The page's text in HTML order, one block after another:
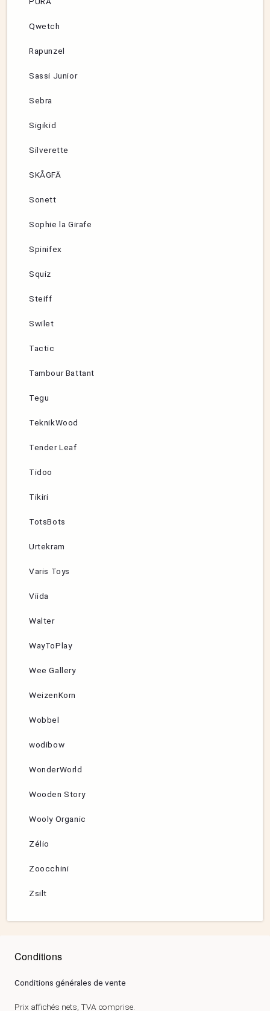
Qwetch
Rapunzel
Sassi Junior
Sebra
Sigikid
Silverette
SKÅGFÄ
Sonett
Sophie la Girafe
Spinifex
Squiz
Steiff
Swilet
Tactic
Tambour Battant
Tegu
TeknikWood
Tender Leaf
Tidoo
Tikiri
TotsBots
Urtekram
Varis Toys
Viida
Walter
WayToPlay
Wee Gallery
WeizenKorn
Wobbel
wodibow
WonderWorld
Wooden Story
Wooly Organic
Zélio
Zoocchini
Zsilt
Conditions
Conditions générales de vente
Prix affichés nets, TVA comprise.